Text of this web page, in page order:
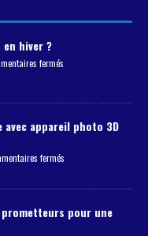
hiver ?
fermés
avec appareil photo 3D
fermés
pour une